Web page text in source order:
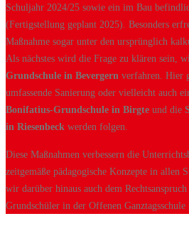
Schuljahr 2024/25 sowie ein im Bau
(Fertigstellung geplant 2025). Besonders
Maßnahme sogar unter den ursprünglich
Als nächstes wird die Frage zu klären sein,
Grundschule in Bevergern verfahren. Hier
umfassende Sanierung oder vielleicht auch
Bonifatius-Grundschule in Birgte und die
in Riesenbeck werden folgen.
Diese Maßnahmen verbessern die
zeitgemäße pädagogische Konzepte in allen
wir darüber hinaus auch dem
Grundschüler in der Offenen Ganztagsschule